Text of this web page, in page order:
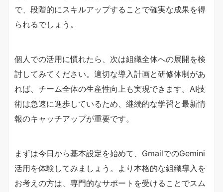
で、段階的にスキルアップすることで確実な成果を得
られるでしょう。
個人での活用に慣れたら、次は組織全体への展開を検
討してみてください。適切な導入計画と研修体制があ
れば、チーム全体の生産性向上も実現できます。AI技
術は急速に進歩しているため、継続的な学習と最新情
報のキャッチアップが重要です。
まずは今日から基本設定を始めて、GmailでのGemini
活用を体験してみましょう。より本格的な組織導入を
お考えの方は、専門的なサポートを受けることでスム